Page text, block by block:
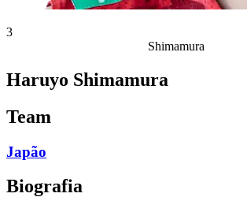
3
Shimamura
Haruyo Shimamura
Team
Japão
Biografia